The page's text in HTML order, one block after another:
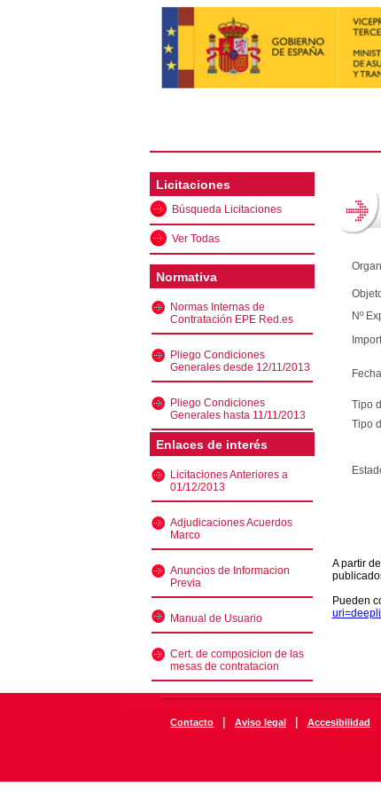
Licitaciones
Búsqueda Licitaciones
Ver Todas
Normativa
Normas Internas de
Contratación EPE Red.es
Pliego Condiciones
Generales desde 12/11/2013
Pliego Condiciones
Generales hasta 11/11/2013
Enlaces de interés
Licitaciones Anteriores a
01/12/2013
Adjudicaciones Acuerdos
Marco
Anuncios de Informacion
Previa
Manual de Usuario
Cert. de composicion de las
mesas de contratacion
Nº
Tipo
Tipo
A partir
Pueden
Contacto | Aviso legal | Accesibilidad